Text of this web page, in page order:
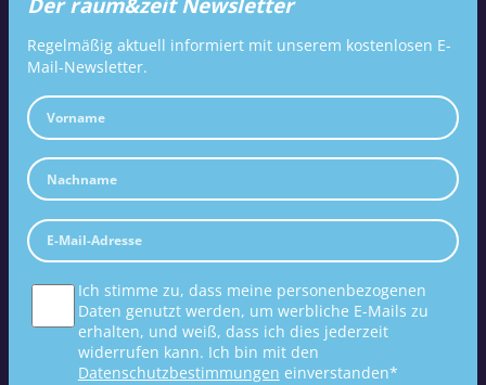
Regelmäßig aktuell informiert mit unserem kostenlosen E-
Mail-Newsletter.
Ich stimme zu, dass meine personenbezogenen
Daten genutzt werden, um werbliche E-Mails zu
erhalten, und weiß, dass ich dies jederzeit
widerrufen kann. Ich bin mit den
Datenschutzbestimmungen einverstanden*